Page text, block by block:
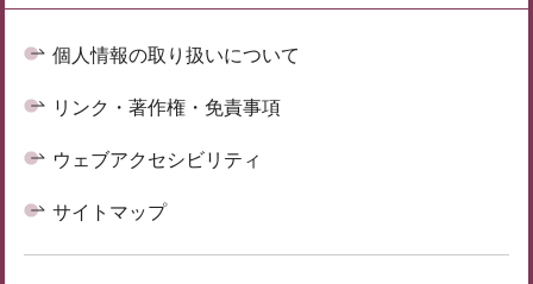
個人情報の取り扱いについて
リンク・著作権・免責事項
ウェブアクセシビリティ
サイトマップ